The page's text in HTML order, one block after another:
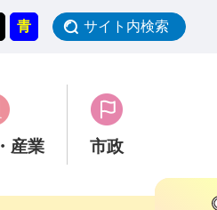
青 サイト内検索
・産業 市政